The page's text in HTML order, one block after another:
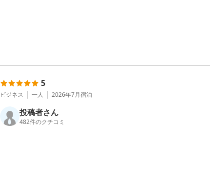
5
ビジネス 一人 2026年7月宿泊
投稿者さん
482件のクチコミ